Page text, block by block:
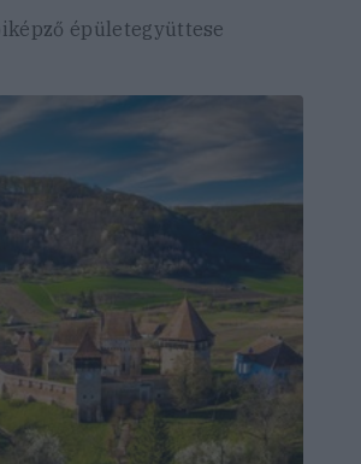
épületegyüttese